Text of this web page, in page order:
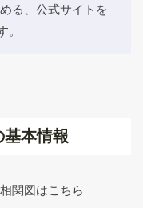
る、公式サイトを
基本情報
関図はこちら